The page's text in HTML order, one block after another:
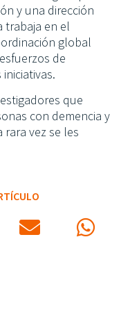
y una dirección
trabaja en el
global
de
que
con demencia y
rara vez se les